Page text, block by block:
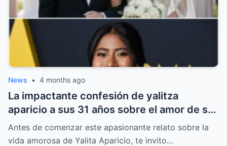
News • 4 months ago
La impactante confesión de yalitza
aparicio a sus 31 años sobre el amor de su
vida que rompió años de silencio y
sorprendió al mundo entero.
Antes de comenzar este apasionante relato sobre la
vida amorosa de Yalita Aparicio, te invito…